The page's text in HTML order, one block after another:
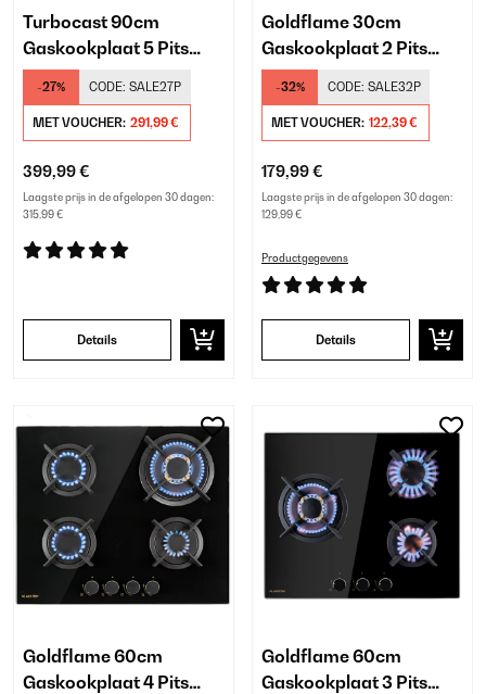
Turbocast 90cm
Gaskookplaat 5 Pits
Zilver
-27% CODE: SALE27P
MET VOUCHER: 291,99 €
399,99 €
Laagste prijs in de afgelopen 30 dagen:
315,99 €
Details
Goldflame 30cm
Gaskookplaat 2 Pits
Zwart
-32% CODE: SALE32P
MET VOUCHER: 122,39 €
179,99 €
Laagste prijs in de afgelopen 30 dagen:
129,99 €
Productgegevens
Details
Goldflame 60cm
Gaskookplaat 4 Pits
Goldflame 60cm
Gaskookplaat 3 Pits